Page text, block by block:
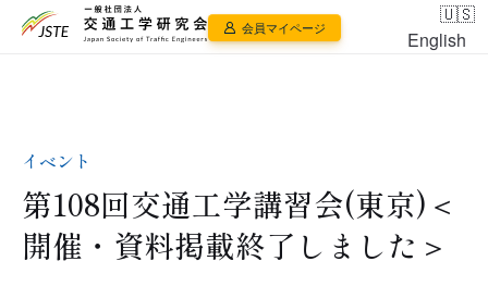
会員マイページ
English
イベント
第108回交通工学講習会(東京)＜
開催・資料掲載終了しました＞